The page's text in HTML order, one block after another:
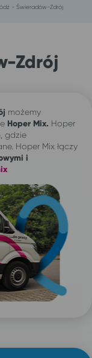
- Świeradów-Zdrój
Zdrój
możemy
Hoper Mix. Hoper
gdzie
Hoper Mix łączy
i